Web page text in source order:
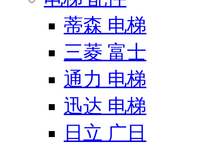
蒂森 电梯
三菱 富士
通力 电梯
迅达 电梯
日立 广日